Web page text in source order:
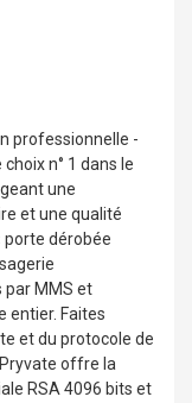
professionnelle -
n° 1 dans le
une
et une qualité
porte dérobée
par MMS et
entier. Faites
et du protocole de
offre la
RSA 4096 bits et